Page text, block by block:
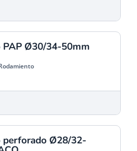
PAP Ø30/34-50mm
perforado Ø28/32-